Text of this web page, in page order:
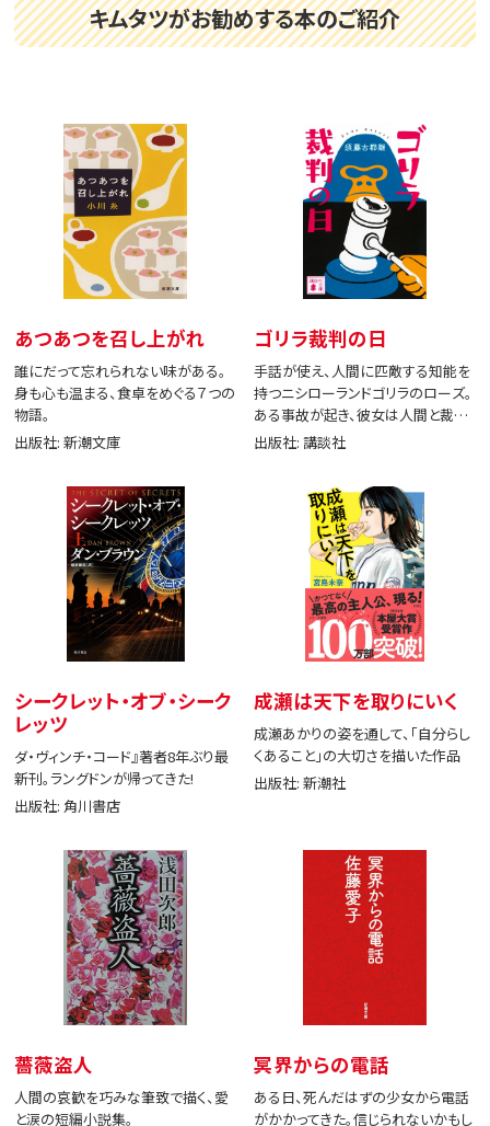
キムタツがお勧めする本のご紹介
あつあつを召し上がれ
誰にだって忘れられない味がある。
身も心も温まる、食卓をめぐる７つの
物語。
出版社: 新潮文庫
ゴリラ裁判の日
手話が使え、人間に匹敵する知能を
持つニシローランドゴリラのローズ。
ある事故が起き、彼女は人間と裁判
で闘う。
出版社: 講談社
シークレット・オブ・シーク
レッツ
ダ・ヴィンチ・コード』著者8年ぶり最
新刊。ラングドンが帰ってきた!
出版社: 角川書店
成瀬は天下を取りにいく
成瀬あかりの姿を通して、「自分らし
くあること」の大切さを描いた作品
出版社: 新潮社
薔薇盗人
人間の哀歓を巧みな筆致で描く、愛
と涙の短編小説集。
冥界からの電話
ある日、死んだはずの少女から電話
がかかってきた。信じられないかもし